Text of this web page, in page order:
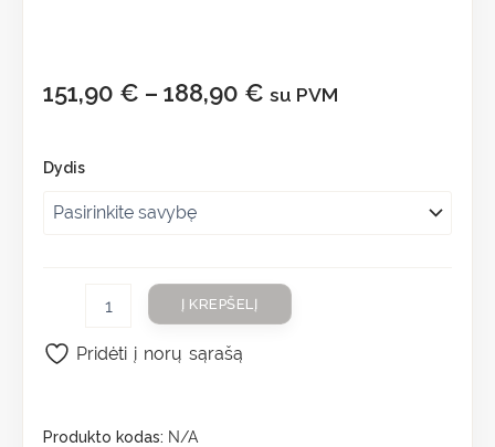
151,90 € – 188,90 € su PVM
Dydis
Į KREPŠELĮ
Produkto kodas: N/A
Pridėti į norų sąrašą